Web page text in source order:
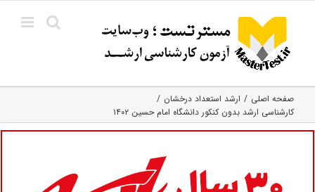
content
صفحه اصلی
ارشد استعداد درخشان
کارشناسی ارشد بدون کنکور دانشگاه امام حسین ۱۴۰۲